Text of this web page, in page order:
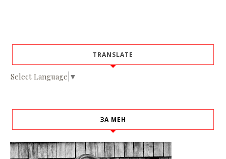
TRANSLATE
Select Language ▼
ЗА МЕН